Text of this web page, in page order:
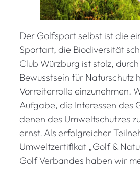
Der Golfsport selbst ist die
Sportart, die Biodiversität
Club Würzburg ist stolz,
Bewusstsein für Naturschutz
Vorreiterrolle einzunehmen.
Aufgabe, die Interessen des
denen des Umweltschutzes
ernst. Als erfolgreicher
Umweltzertifikat „Golf &
Golf Verbandes haben wir